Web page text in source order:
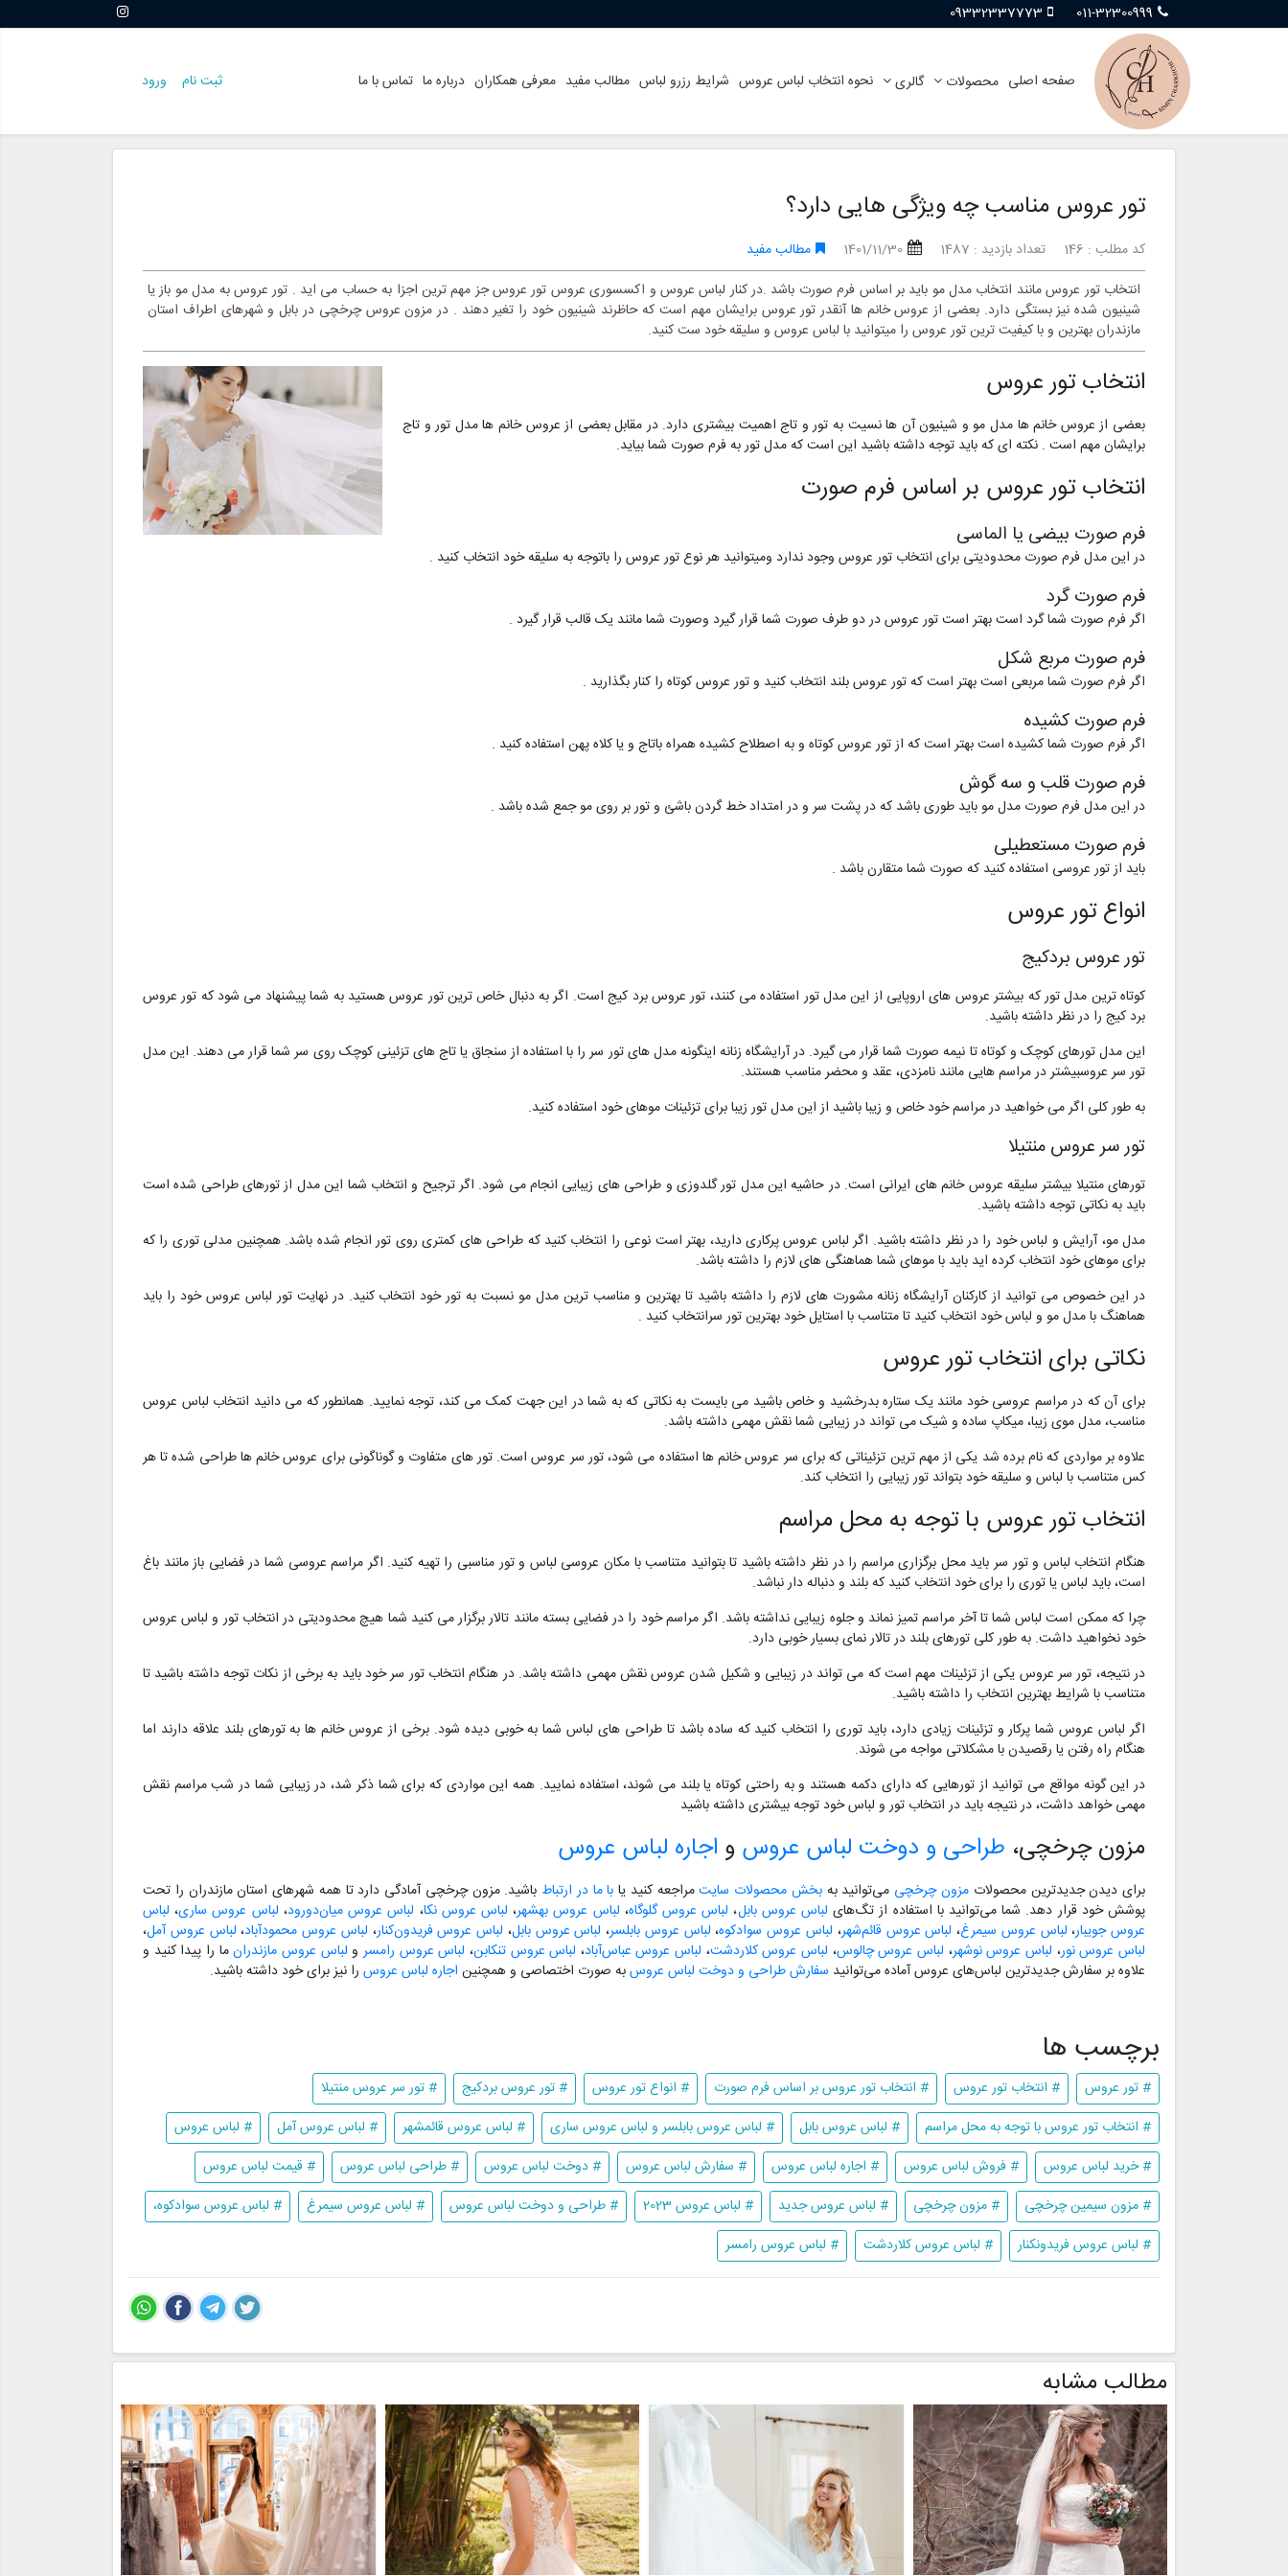
011-32300999
09332337773
ثبت نام ورود صفحه اصلی محصولات گالری نحوه انتخاب لباس عروس شرایط رزرو لباس مطالب مفید معرفی همکاران درباره ما تماس با ما
تور عروس مناسب چه ویژگی هایی دارد؟
کد مطلب : 146 تعداد بازدید : 1487 1401/11/30
مطالب مفید
انتخاب تور عروس مانند انتخاب مدل مو باید بر اساس فرم صورت باشد .در کنار لباس عروس و اکسسوری عروس تور عروس جز مهم ترین اجزا به حساب می اید . تور عروس به مدل مو باز یا
شینیون شده نیز بستگی دارد. بعضی از عروس خانم ها آنقدر تور عروس برایشان مهم است که حاظرند شینیون خود را تغیر دهند . در مزون عروس چرخچی در بابل و شهرهای اطراف استان
مازندران بهترین و با کیفیت ترین تور عروس را میتوانید با لباس عروس و سلیقه خود ست کنید.
انتخاب تور عروس
بعضی از عروس خانم ها مدل مو و شینیون آن ها نسیت به تور و تاج اهمیت بیشتری دارد. در مقابل بعضی از عروس خانم ها مدل تور و تاج
برایشان مهم است . نکته ای که باید توجه داشته باشید این است که مدل تور به فرم صورت شما بیاید.
انتخاب تور عروس بر اساس فرم صورت
فرم صورت بیضی یا الماسی
در این مدل فرم صورت محدودیتی برای انتخاب تور عروس وجود ندارد ومیتوانید هر نوع تور عروس را باتوجه به سلیقه خود انتخاب کنید .
فرم صورت گرد
اگر فرم صورت شما گرد است بهتر است تور عروس در دو طرف صورت شما قرار گیرد وصورت شما مانند یک قالب قرار گیرد .
فرم صورت مربع شکل
اگر فرم صورت شما مربعی است بهتر است که تور عروس بلند انتخاب کنید و تور عروس کوتاه را کنار بگذارید .
فرم صورت کشیده
اگر فرم صورت شما کشیده است بهتر است که از تور عروس کوتاه و به اصطلاح کشیده همراه باتاج و یا کلاه پهن استفاده کنید .
فرم صورت قلب و سه گوش
در این مدل فرم صورت مدل مو باید طوری باشد که در پشت سر و در امتداد خط گردن باشئ و تور بر روی مو جمع شده باشد .
فرم صورت مستعطیلی
باید از تور عروسی استفاده کنید که صورت شما متقارن باشد .
انواع تور عروس
تور عروس بردکیج
کوتاه ترین مدل تور که بیشتر عروس های اروپایی از این مدل تور استفاده می کنند، تور عروس برد کیج است. اگر به دنبال خاص ترین تور عروس هستید به شما پیشنهاد می شود که تور عروس
برد کیج را در نظر داشته باشید.
این مدل تورهای کوچک و کوتاه تا نیمه صورت شما قرار می گیرد. در آرایشگاه زنانه اینگونه مدل های تور سر را با استفاده از سنجاق یا تاج های تزئینی کوچک روی سر شما قرار می دهند. این مدل
تور سر عروسبیشتر در مراسم هایی مانند نامزدی، عقد و محضر مناسب هستند.
به طور کلی اگر می خواهید در مراسم خود خاص و زیبا باشید از این مدل تور زیبا برای تزئینات موهای خود استفاده کنید.
تور سر عروس منتیلا
تورهای منتیلا بیشتر سلیقه عروس خانم های ایرانی است. در حاشیه این مدل تور گلدوزی و طراحی های زیبایی انجام می شود. اگر ترجیح و انتخاب شما این مدل از تورهای طراحی شده است
باید به نکاتی توجه داشته باشید.
مدل مو، آرایش و لباس خود را در نظر داشته باشید. اگر لباس عروس پرکاری دارید، بهتر است نوعی را انتخاب کنید که طراحی های کمتری روی تور انجام شده باشد. همچنین مدلی توری را که
برای موهای خود انتخاب کرده اید باید با موهای شما هماهنگی های لازم را داشته باشد.
در این خصوص می توانید از کارکنان آرایشگاه زنانه مشورت های لازم را داشته باشید تا بهترین و مناسب ترین مدل مو نسبت به تور خود انتخاب کنید. در نهایت تور لباس عروس خود را باید
هماهنگ با مدل مو و لباس خود انتخاب کنید تا متناسب با استایل خود بهترین تور سرانتخاب کنید .
نکاتی برای انتخاب تور عروس
برای آن که در مراسم عروسی خود مانند یک ستاره بدرخشید و خاص باشید می بایست به نکاتی که به شما در این جهت کمک می کند، توجه نمایید. همانطور که می دانید انتخاب لباس عروس
مناسب، مدل موی زیبا، میکاپ ساده و شیک می تواند در زیبایی شما نقش مهمی داشته باشد.
علاوه بر مواردی که نام برده شد یکی از مهم ترین تزئیناتی که برای سر عروس خانم ها استفاده می شود، تور سر عروس است. تور های متفاوت و گوناگونی برای عروس خانم ها طراحی شده تا هر
کس متناسب با لباس و سلیقه خود بتواند تور زیبایی را انتخاب کند.
انتخاب تور عروس با توجه به محل مراسم
هنگام انتخاب لباس و تور سر باید محل برگزاری مراسم را در نظر داشته باشید تا بتوانید متناسب با مکان عروسی لباس و تور مناسبی را تهیه کنید. اگر مراسم عروسی شما در فضایی باز مانند باغ
است، باید لباس یا توری را برای خود انتخاب کنید که بلند و دنباله دار نباشد.
چرا که ممکن است لباس شما تا آخر مراسم تمیز نماند و جلوه زیبایی نداشته باشد. اگر مراسم خود را در فضایی بسته مانند تالار برگزار می کنید شما هیچ محدودیتی در انتخاب تور و لباس عروس
خود نخواهید داشت. به طور کلی تورهای بلند در تالار نمای بسیار خوبی دارد.
در نتیجه، تور سر عروس یکی از تزئینات مهم است که می تواند در زیبایی و شکیل شدن عروس نقش مهمی داشته باشد. در هنگام انتخاب تور سر خود باید به برخی از نکات توجه داشته باشید تا
متناسب با شرایط بهترین انتخاب را داشته باشید.
اگر لباس عروس شما پرکار و تزئینات زیادی دارد، باید توری را انتخاب کنید که ساده باشد تا طراحی های لباس شما به خوبی دیده شود. برخی از عروس خانم ها به تورهای بلند علاقه دارند اما
هنگام راه رفتن یا رقصیدن با مشکلاتی مواجه می شوند.
در این گونه مواقع می توانید از تورهایی که دارای دکمه هستند و به راحتی کوتاه یا بلند می شوند، استفاده نمایید. همه این مواردی که برای شما ذکر شد، در زیبایی شما در شب مراسم نقش
مهمی خواهد داشت، در نتیجه باید در انتخاب تور و لباس خود توجه بیشتری داشته باشید
مزون چرخچی، طراحی و دوخت لباس عروس و اجاره لباس عروس
برای دیدن جدیدترین محصولات مزون چرخچی می‌توانید بهبخش محصولات سایتمراجعه کنید یا با ما در ارتباط باشید. مزون چرخچی آمادگی دارد تا همه شهرهای استان مازندران را تحت
پوشش خود قرار دهد. شما می‌توانید با استفاده از تگ‌های لباس عروس بابل، لباس عروس گلوگاه، لباس عروس بهشهر، لباس عروس نکا، لباس عروس میان‌دورود، لباس عروس ساری، لباس
عروس جویبار، لباس عروس سیمرغ، لباس عروس قائم‌شهر، لباس عروس سوادکوه، لباس عروس بابلسر، لباس عروس بابل، لباس عروس فریدون‌کنار، لباس عروس محمودآباد، لباس عروس آمل،
لباس عروس نور، لباس عروس نوشهر، لباس عروس چالوس، لباس عروس کلاردشت، لباس عروس عباس‌آباد، لباس عروس تنکابن، لباس عروس رامسرو لباس عروس مازندرانما را پیدا کنید و
علاوه بر سفارش جدیدترین لباس‌های عروس آماده می‌توانید سفارش طراحی و دوخت لباس عروسبه صورت اختصاصی و همچنین اجاره لباس عروس را نیز برای خود داشته باشید.
برچسب ها
# تور عروس # انتخاب تور عروس # انتخاب تور عروس بر اساس فرم صورت # انواع تور عروس # تور عروس بردکیج
# تور سر عروس منتیلا
# انتخاب تور عروس با توجه به محل مراسم
# لباس عروس بابل # لباس عروس بابلسر و لباس عروس ساری # لباس عروس قائمشهر # لباس عروس آمل
# لباس عروس
# خرید لباس عروس
# فروش لباس عروس # اجاره لباس عروس # سفارش لباس عروس # دوخت لباس عروس # طراحی لباس عروس
# قیمت لباس عروس
# مزون سیمین چرخچی
# مزون چرخچی # لباس عروس جدید # لباس عروس 2023 # طراحی و دوخت لباس عروس # لباس عروس سیمرغ
# لباس عروس سوادکوه،
# لباس عروس فریدونکنار
# لباس عروس کلاردشت # لباس عروس رامسر
مطالب مشابه